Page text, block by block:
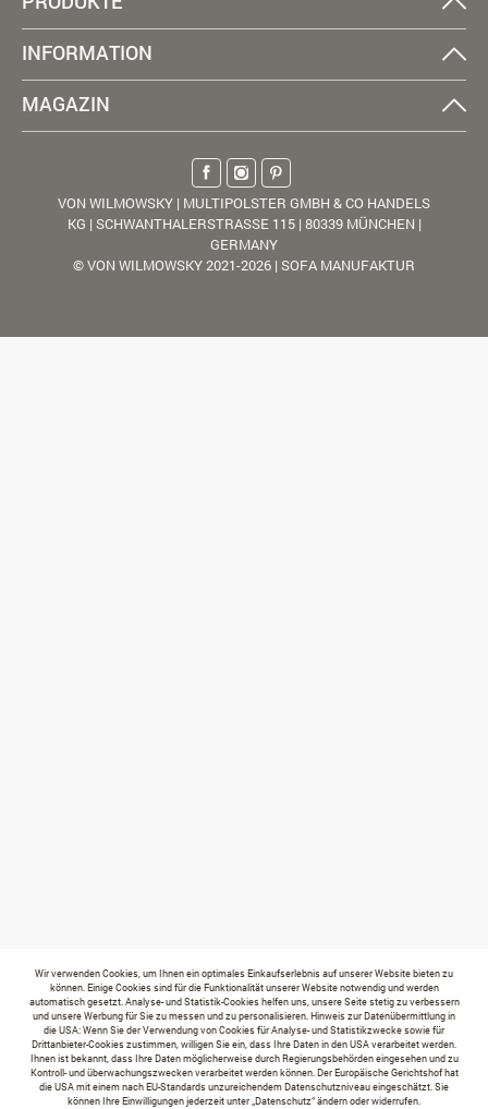
INFORMATION
MAGAZIN
VON WILMOWSKY | MULTIPOLSTER GMBH & CO HANDELS
KG | SCHWANTHALERSTRASSE 115 | 80339 MÜNCHEN |
GERMANY
© VON WILMOWSKY 2021-2026 | SOFA MANUFAKTUR
Wir verwenden Cookies, um Ihnen ein optimales Einkaufserlebnis auf unserer Website bieten zu
können. Einige Cookies sind für die Funktionalität unserer Website notwendig und werden
automatisch gesetzt. Analyse- und Statistik-Cookies helfen uns, unsere Seite stetig zu verbessern
und unsere Werbung für Sie zu messen und zu personalisieren. Hinweis zur Datenübermittlung in
die USA: Wenn Sie der Verwendung von Cookies für Analyse- und Statistikzwecke sowie für
Drittanbieter-Cookies zustimmen, willigen Sie ein, dass Ihre Daten in den USA verarbeitet werden.
Ihnen ist bekannt, dass Ihre Daten möglicherweise durch Regierungsbehörden eingesehen und zu
Kontroll- und überwachungszwecken verarbeitet werden können. Der Europäische Gerichtshof hat
die USA mit einem nach EU-Standards unzureichendem Datenschutzniveau eingeschätzt. Sie
können Ihre Einwilligungen jederzeit unter „Datenschutz“ ändern oder widerrufen.